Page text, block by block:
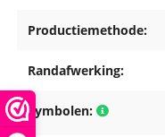
Productiemethode:
Randafwerking:
Symbolen: